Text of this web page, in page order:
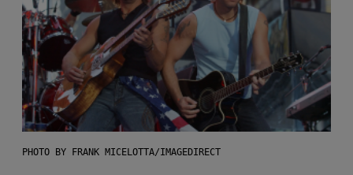
PHOTO BY FRANK MICELOTTA/IMAGEDIRECT